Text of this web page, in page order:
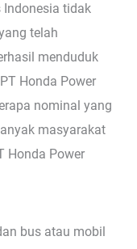
Indonesia tidak
telah
menduduk
Honda Power
nominal yang
masyarakat
Honda Power
bus atau mobil